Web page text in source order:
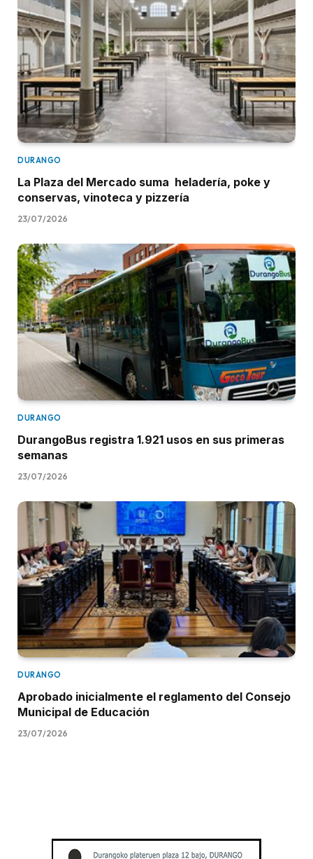
DURANGO
La Plaza del Mercado suma heladería, poke y
conservas, vinoteca y pizzería
23/07/2026
DURANGO
DurangoBus registra 1.921 usos en sus primeras
semanas
23/07/2026
DURANGO
Aprobado inicialmente el reglamento del Consejo
Municipal de Educación
23/07/2026